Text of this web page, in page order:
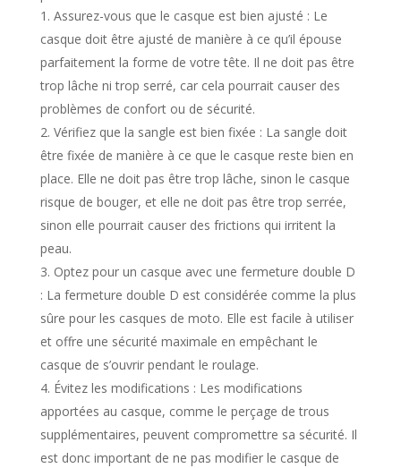
Assurez-vous que le casque est bien ajusté : Le
casque doit être ajusté de manière à ce qu’il épouse
parfaitement la forme de votre tête. Il ne doit pas être
trop lâche ni trop serré, car cela pourrait causer des
problèmes de confort ou de sécurité.
Vérifiez que la sangle est bien fixée : La sangle doit
être fixée de manière à ce que le casque reste bien en
place. Elle ne doit pas être trop lâche, sinon le casque
risque de bouger, et elle ne doit pas être trop serrée,
sinon elle pourrait causer des frictions qui irritent la
peau.
Optez pour un casque avec une fermeture double D
: La fermeture double D est considérée comme la plus
sûre pour les casques de moto. Elle est facile à utiliser
et offre une sécurité maximale en empêchant le
casque de s’ouvrir pendant le roulage.
Évitez les modifications : Les modifications
apportées au casque, comme le perçage de trous
supplémentaires, peuvent compromettre sa sécurité. Il
est donc important de ne pas modifier le casque de